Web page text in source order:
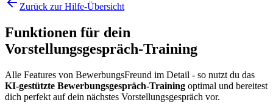
Zurück zur Hilfe-Übersicht
Funktionen für dein
Vorstellungsgespräch-Training
Alle Features von BewerbungsFreund im Detail - so nutzt du das
KI-gestützte Bewerbungsgespräch-Training optimal und bereitest
dich perfekt auf dein nächstes Vorstellungsgespräch vor.